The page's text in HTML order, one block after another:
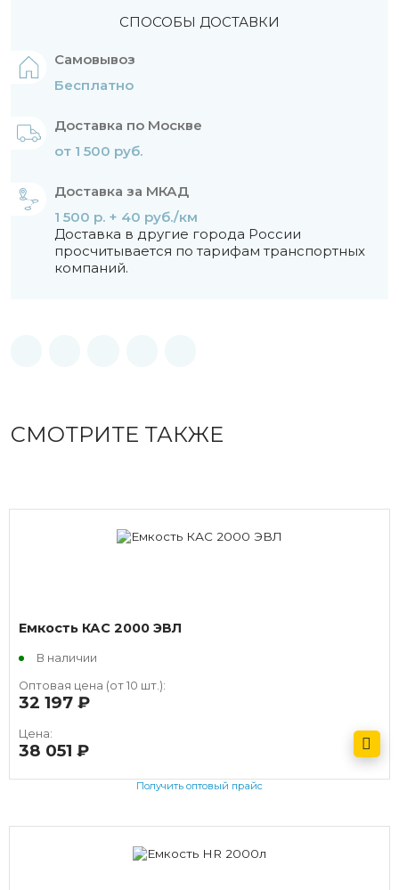
СПОСОБЫ ДОСТАВКИ
Самовывоз
Бесплатно
Доставка по Москве
от 1 500 руб.
Доставка за МКАД
1 500 р. + 40 руб./км
Доставка в другие города России
просчитывается по тарифам транспортных
компаний.
СМОТРИТЕ ТАКЖЕ
Емкость КАС 2000 ЭВЛ
В наличии
Оптовая цена (от 10 шт.):
32 197
Цена:
38 051
Получить оптовый прайс